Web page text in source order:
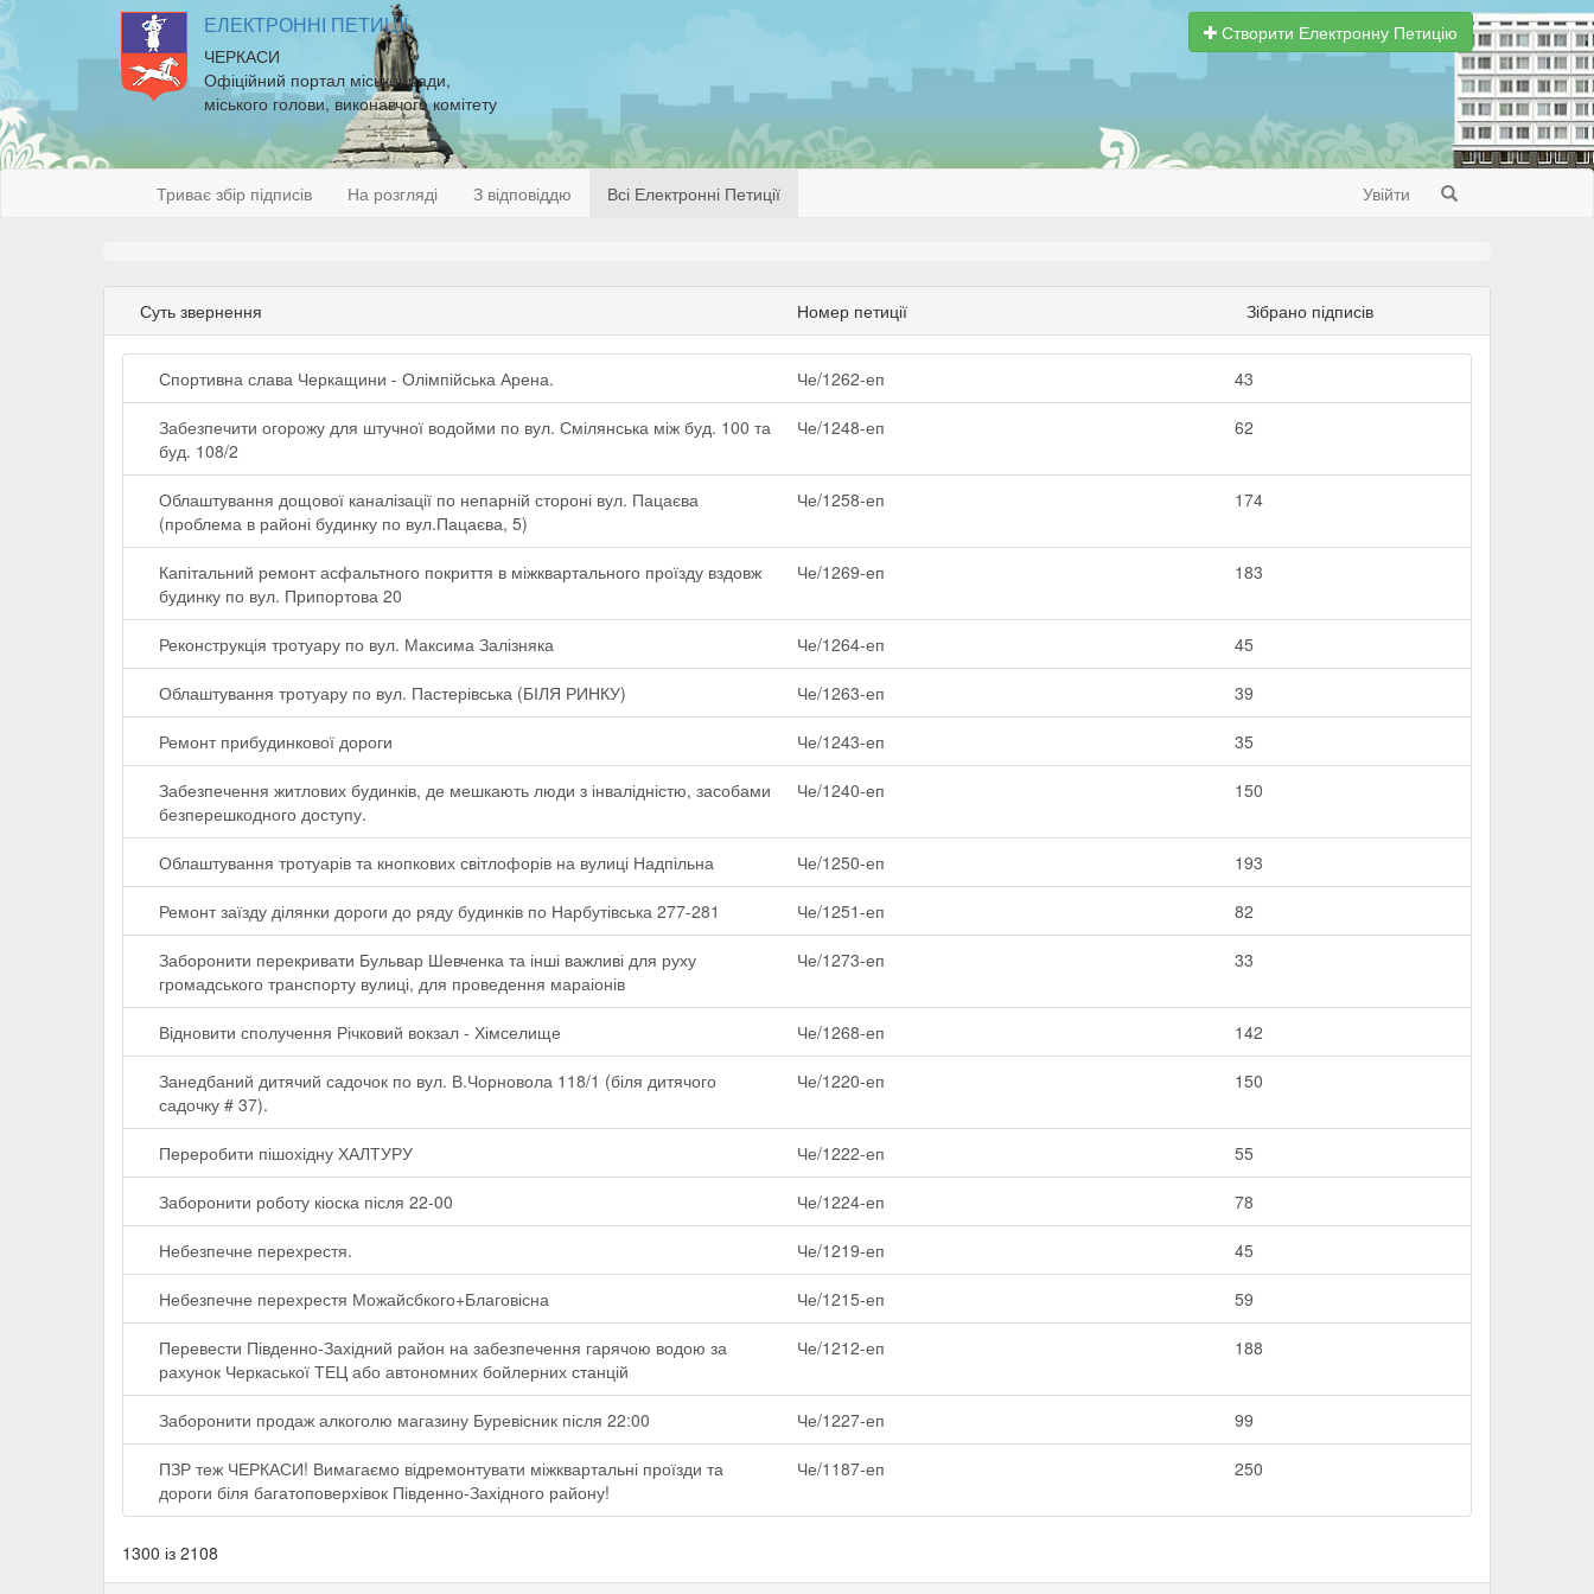
ЕЛЕКТРОННІ ПЕТИЦІЇ
ЧЕРКАСИ
Офіційний портал міської ради,
міського голови, виконавчого комітету
Створити Електронну Петицію
Триває збір підписів На розгляді З відповіддю Всі Електронні Петиції Увійти
Суть звернення Номер петиції Зібрано підписів
Спортивна слава Черкащини - Олімпійська Арена. Че/1262-еп 43
Забезпечити огорожу для штучної водойми по вул. Смілянська між буд. 100 та
буд. 108/2
Че/1248-еп 62
Облаштування дощової каналізації по непарній стороні вул. Пацаєва
(проблема в районі будинку по вул.Пацаєва, 5)
Че/1258-еп 174
Капітальний ремонт асфальтного покриття в міжквартального проїзду вздовж
будинку по вул. Припортова 20
Че/1269-еп 183
Реконструкція тротуару по вул. Максима Залізняка Че/1264-еп 45
Облаштування тротуару по вул. Пастерівська (БІЛЯ РИНКУ) Че/1263-еп 39
Ремонт прибудинкової дороги Че/1243-еп 35
Забезпечення житлових будинків, де мешкають люди з інвалідністю, засобами
безперешкодного доступу.
Че/1240-еп 150
Облаштування тротуарів та кнопкових світлофорів на вулиці Надпільна Че/1250-еп 193
Ремонт заїзду ділянки дороги до ряду будинків по Нарбутівська 277-281 Че/1251-еп 82
Заборонити перекривати Бульвар Шевченка та інші важливі для руху
громадського транспорту вулиці, для проведення мараіонів
Че/1273-еп 33
Відновити сполучення Річковий вокзал - Хімселище Че/1268-еп 142
Занедбаний дитячий садочок по вул. В.Чорновола 118/1 (біля дитячого
садочку # 37).
Че/1220-еп 150
Переробити пішохідну ХАЛТУРУ Че/1222-еп 55
Заборонити роботу кіоска після 22-00 Че/1224-еп 78
Небезпечне перехрестя. Че/1219-еп 45
Небезпечне перехрестя Можайсбкого+Благовісна Че/1215-еп 59
Перевести Південно-Західний район на забезпечення гарячою водою за
рахунок Черкаської ТЕЦ або автономних бойлерних станцій
Че/1212-еп 188
Заборонити продаж алкоголю магазину Буревісник після 22:00 Че/1227-еп 99
ПЗР теж ЧЕРКАСИ! Вимагаємо відремонтувати міжквартальні проїзди та
дороги біля багатоповерхівок Південно-Західного району!
Че/1187-еп 250
1300 із 2108